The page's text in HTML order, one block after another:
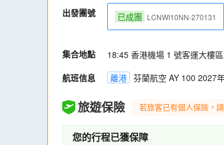
泉等，了解冰島的奇特地理面貌。
遊歷冰島首都～雷克雅未克，
等。
出發團號 已成團 LCNWI10NN-270131
集合地點 18:45 香港機場 1 號客運大樓
航班信息
離港 芬蘭航空 AY 100 2027
旅遊保險 若旅客已有個人保險，
您的行程已獲保障